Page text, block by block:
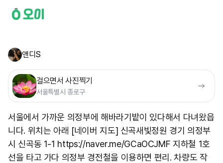
앤디S
걸으면서 사진찍기
서울특별시 종로구
서울에서 가까운 의정부에 해바라기밭이 있다해서 다녀왔읍
니다. 위치는 아래 [네이버 지도] 신곡새빛정원 경기 의정부
시 신곡동 1-1 https://naver.me/GCaOCJMF 지하철 1호
선을 타고 가다 의정부 경전철을 이용하면 편리. 차량도 작